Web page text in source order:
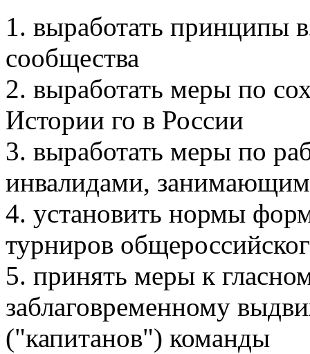
1. выработать принципы
сообщества
2. выработать меры по
Истории го в России
3. выработать меры по
инвалидами,
4. установить нормы
турниров
5. принять меры к
заблаговременному
("капитанов") команды